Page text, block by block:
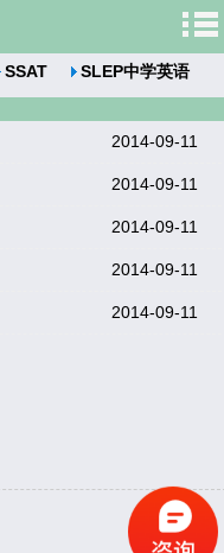
SSAT SLEP中学英语
2014-09-11
2014-09-11
2014-09-11
2014-09-11
2014-09-11
做网站维护